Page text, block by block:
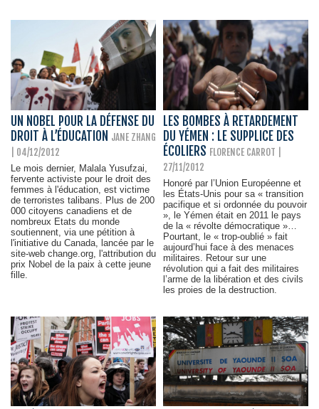
UN NOBEL POUR LA DÉFENSE DU
DROIT À L’ÉDUCATION JANE ZHANG
| 04/12/2012
Le mois dernier, Malala Yusufzai,
fervente activiste pour le droit des
femmes à l'éducation, est victime
de terroristes talibans. Plus de 200
000 citoyens canadiens et de
nombreux Etats du monde
soutiennent, via une pétition à
l'initiative du Canada, lancée par le
site-web change.org, l'attribution du
prix Nobel de la paix à cette jeune
fille.
LES BOMBES À RETARDEMENT
DU YÉMEN : LE SUPPLICE DES
ÉCOLIERS FLORENCE CARROT
27/11/2012
Honoré par l’Union Européenne et
les États-Unis pour sa « transition
pacifique et si ordonnée du pouvoir
», le Yémen était en 2011 le pays
de la « révolte démocratique »…
Pourtant, le « trop-oublié » fait
aujourd’hui face à des menaces
militaires. Retour sur une
révolution qui a fait des militaires
l’arme de la libération et des civils
les proies de la destruction.